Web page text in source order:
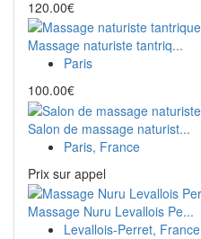
120.00€
Massage naturiste tantriq...
Paris
100.00€
Salon de massage naturist...
Paris, France
Prix ​​sur appel
Massage Nuru Levallois Pe...
Levallois-Perret, France